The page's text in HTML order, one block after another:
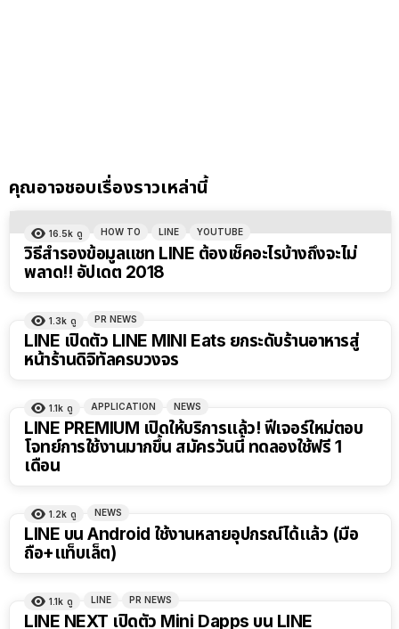
คุณอาจชอบเรื่องราวเหล่านี้
16.5k ดู HOW TO LINE YOUTUBE
วิธีสำรองข้อมูลแชท LINE ต้องเช็คอะไรบ้างถึงจะไม่
พลาด!! อัปเดต 2018
1.3k ดู PR NEWS
LINE เปิดตัว LINE MINI Eats ยกระดับร้านอาหารสู่
หน้าร้านดิจิทัลครบวงจร
1.1k ดู APPLICATION NEWS
LINE PREMIUM เปิดให้บริการแล้ว! ฟีเจอร์ใหม่ตอบ
โจทย์การใช้งานมากขึ้น สมัครวันนี้ ทดลองใช้ฟรี 1
เดือน
1.2k ดู NEWS
LINE บน Android ใช้งานหลายอุปกรณ์ได้แล้ว (มือ
ถือ+แท็บเล็ต)
1.1k ดู LINE PR NEWS
LINE NEXT เปิดตัว Mini Dapps บน LINE